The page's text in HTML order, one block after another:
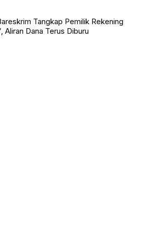
Tangkap Pemilik Rekening
Aliran Dana Terus Diburu